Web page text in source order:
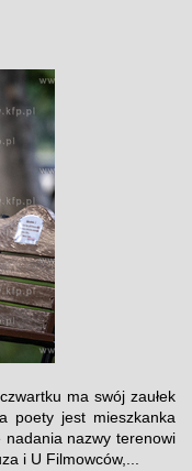
ma swój zaułek
poety jest mieszkanka
nadania nazwy terenowi
i U Filmowców,...